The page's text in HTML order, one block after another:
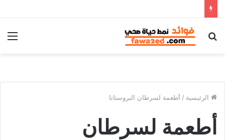
بحث
الرئيسية / أطعمة لسرطان البروستاتا
أطعمة لسرطان